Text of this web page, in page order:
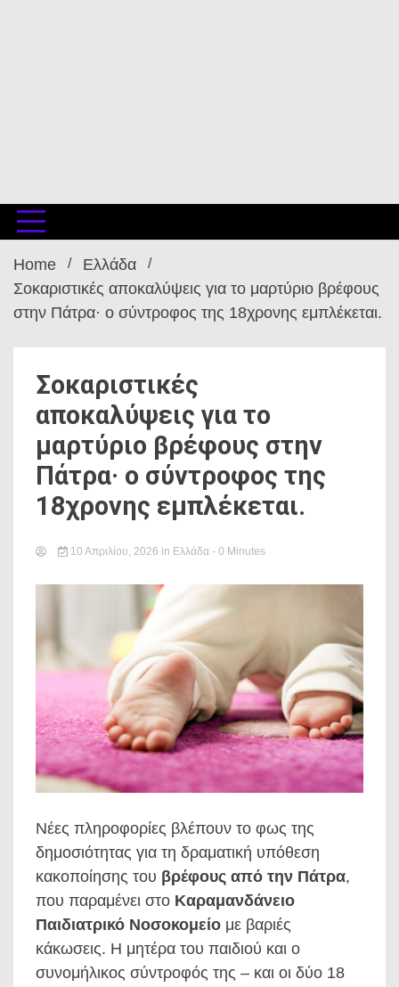
Home
Ελλάδα
Σοκαριστικές αποκαλύψεις για το μαρτύριο βρέφους
στην Πάτρα· ο σύντροφος της 18χρονης εμπλέκεται.
Σοκαριστικές
αποκαλύψεις για το
μαρτύριο βρέφους στην
Πάτρα· ο σύντροφος της
18χρονης εμπλέκεται.
10 Απριλίου, 2026 in Ελλάδα - 0 Minutes
Νέες πληροφορίες βλέπουν το φως της
δημοσιότητας για τη δραματική υπόθεση
κακοποίησης του βρέφους από την Πάτρα,
που παραμένει στο Καραμανδάνειο
Παιδιατρικό Νοσοκομείο με βαριές
κάκωσεις. Η μητέρα του παιδιού και ο
συνομήλικος σύντροφός της – και οι δύο 18